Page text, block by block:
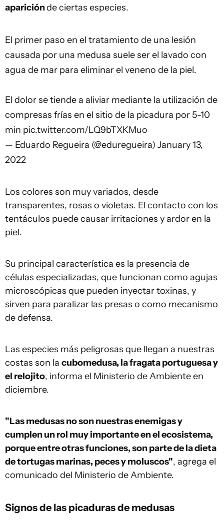
apariciónde ciertas especies.
El primer paso en el tratamiento de una lesión
causada por una medusa suele ser el lavado con
agua de mar para eliminar el veneno de la piel.
El dolor se tiende a aliviar mediante la utilización de
compresas frías en el sitio de la picadura por 5-10
min pic.twitter.com/LQ9bTXKMuo
— Eduardo Regueira (@eduregueira) January 13,
2022
Los colores son muy variados, desde
transparentes, rosas o violetas. El contacto con los
tentáculos puede causar irritaciones y ardor en la
piel.
Su principal característica es la presencia de
células especializadas, que funcionan como agujas
microscópicas que pueden inyectar toxinas, y
sirven para paralizar las presas o como mecanismo
de defensa.
Las especies más peligrosas que llegan a nuestras
costas son la cubomedusa, la fragata portuguesa y
el relojito, informa el Ministerio de Ambiente en
diciembre.
"Las medusas no son nuestras enemigas y
cumplen un rol muy importante en el ecosistema,
porque entre otras funciones, son parte de la dieta
de tortugas marinas, peces y moluscos", agrega el
comunicado del Ministerio de Ambiente.
Signos de las picaduras de medusas